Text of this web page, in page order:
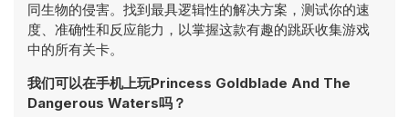
同生物的侵害。找到最具逻辑性的解决方案，测试你的速
度、准确性和反应能力，以掌握这款有趣的跳跃收集游戏
中的所有关卡。
我们可以在手机上玩Princess Goldblade And The
Dangerous Waters吗？